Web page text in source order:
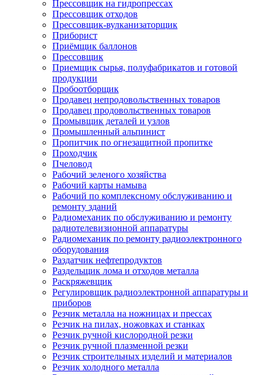
Прессовщик на гидропрессах
Прессовщик отходов
Прессовщик-вулканизаторщик
Приборист
Приёмщик баллонов
Прессовщик
Приемщик сырья, полуфабрикатов и готовой
продукции
Пробоотборщик
Продавец непродовольственных товаров
Продавец продовольственных товаров
Промывщик деталей и узлов
Промышленный альпинист
Пропитчик по огнезащитной пропитке
Проходчик
Пчеловод
Рабочий зеленого хозяйства
Рабочий карты намыва
Рабочий по комплексному обслуживанию и
ремонту зданий
Радиомеханик по обслуживанию и ремонту
радиотелевизионной аппаратуры
Радиомеханик по ремонту радиоэлектронного
оборудования
Раздатчик нефтепродуктов
Раздельщик лома и отходов металла
Раскряжевщик
Регулировщик радиоэлектронной аппаратуры и
приборов
Резчик металла на ножницах и прессах
Резчик на пилах, ножовках и станках
Резчик ручной кислородной резки
Резчик ручной плазменной резки
Резчик строительных изделий и материалов
Резчик холодного металла